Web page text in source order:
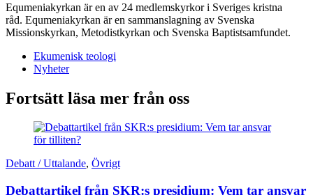
Equmeniakyrkan är en av 24 medlemskyrkor i Sveriges kristna
råd. Equmeniakyrkan är en sammanslagning av Svenska
Missionskyrkan, Metodistkyrkan och Svenska Baptistsamfundet.
Ekumenisk teologi
Nyheter
Fortsätt läsa mer från oss
Debatt / Uttalande, Övrigt
Debattartikel från SKR:s presidium: Vem tar ansvar